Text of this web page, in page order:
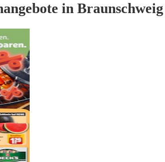
in Braunschweig